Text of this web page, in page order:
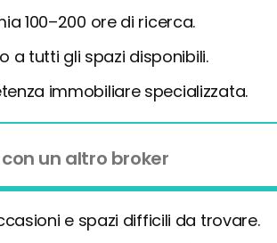
100–200 ore di ricerca.
a tutti gli spazi disponibili.
immobiliare specializzata.
con un altro broker
e spazi difficili da trovare.